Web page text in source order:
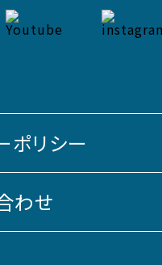
ポリシー
わせ